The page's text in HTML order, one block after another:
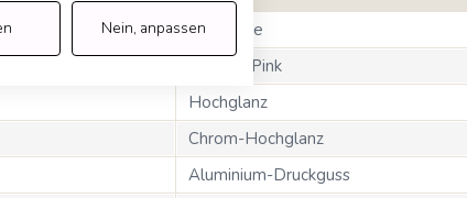
50's Style
Cadillac Pink
Hochglanz
Chrom-Hochglanz
Aluminium-Druckguss
Nein, anpassen